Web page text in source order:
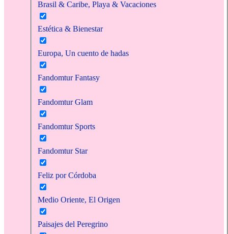
Brasil & Caribe, Playa & Vacaciones
Estética & Bienestar
Europa, Un cuento de hadas
Fandomtur Fantasy
Fandomtur Glam
Fandomtur Sports
Fandomtur Star
Feliz por Córdoba
Medio Oriente, El Origen
Paisajes del Peregrino